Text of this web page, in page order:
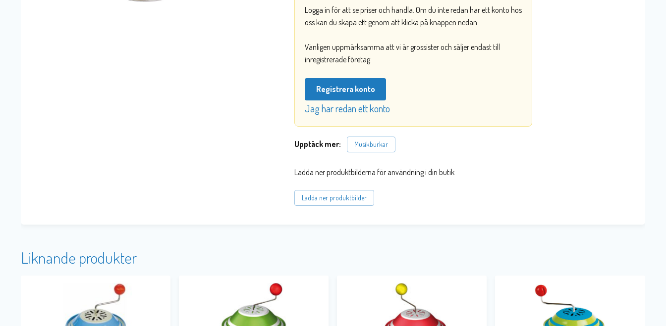
Logga in för att se priser och handla. Om du inte redan har ett konto hos
oss kan du skapa ett genom att klicka på knappen nedan.
Vänligen uppmärksamma att vi är grossister och säljer endast till
inregistrerade företag.
Registrera konto
Jag har redan ett konto
Upptäck mer: Musikburkar
Ladda ner produktbilderna för användning i din butik
Ladda ner produktbilder
Liknande produkter